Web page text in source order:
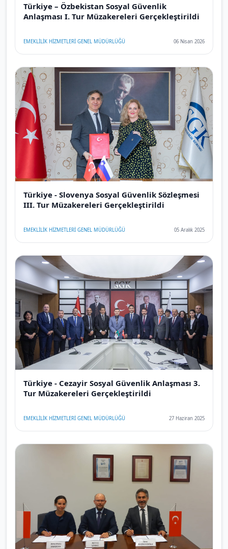
Türkiye – Özbekistan Sosyal Güvenlik
Anlaşması I. Tur Müzakereleri Gerçekleştirildi
EMEKLİLİK HİZMETLERİ GENEL MÜDÜRLÜĞÜ 06 Nisan 2026
Türkiye - Slovenya Sosyal Güvenlik Sözleşmesi
III. Tur Müzakereleri Gerçekleştirildi
EMEKLİLİK HİZMETLERİ GENEL MÜDÜRLÜĞÜ 05 Aralık 2025
Türkiye - Cezayir Sosyal Güvenlik Anlaşması 3.
Tur Müzakereleri Gerçekleştirildi
EMEKLİLİK HİZMETLERİ GENEL MÜDÜRLÜĞÜ 27 Haziran 2025